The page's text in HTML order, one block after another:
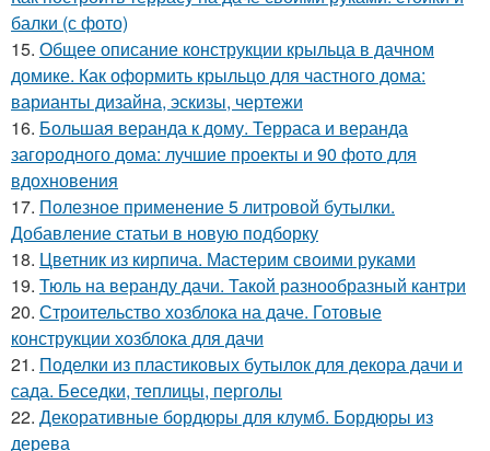
балки (с фото)
15. Общее описание конструкции крыльца в дачном
домике. Как оформить крыльцо для частного дома:
варианты дизайна, эскизы, чертежи
16. Большая веранда к дому. Терраса и веранда
загородного дома: лучшие проекты и 90 фото для
вдохновения
17. Полезное применение 5 литровой бутылки.
Добавление статьи в новую подборку
18. Цветник из кирпича. Мастерим своими руками
19. Тюль на веранду дачи. Такой разнообразный кантри
20. Строительство хозблока на даче. Готовые
конструкции хозблока для дачи
21. Поделки из пластиковых бутылок для декора дачи и
сада. Беседки, теплицы, перголы
22. Декоративные бордюры для клумб. Бордюры из
дерева